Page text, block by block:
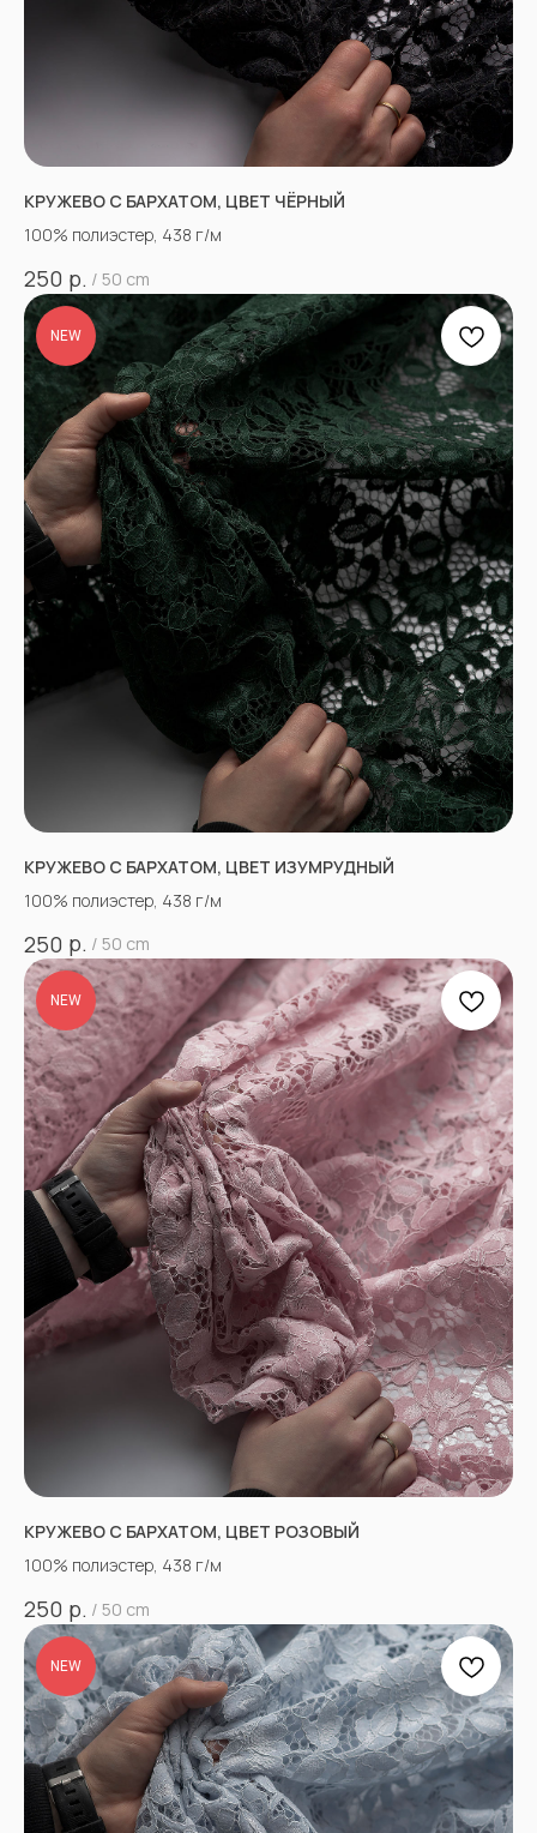
КРУЖЕВО С БАРХАТОМ, ЦВЕТ ЧЁРНЫЙ
100% полиэстер, 438 г/м
250 р. / 50 cm
NEW
КРУЖЕВО С БАРХАТОМ, ЦВЕТ ИЗУМРУДНЫЙ
100% полиэстер, 438 г/м
250 р. / 50 cm
NEW
КРУЖЕВО С БАРХАТОМ, ЦВЕТ РОЗОВЫЙ
100% полиэстер, 438 г/м
250 р. / 50 cm
NEW